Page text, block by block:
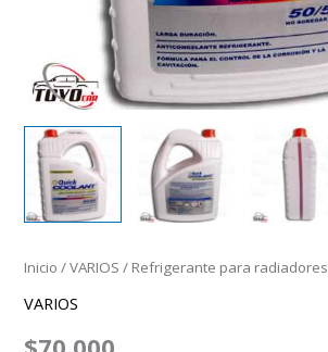
Inicio /VARIOS / Refrigerante para radiadores
VARIOS